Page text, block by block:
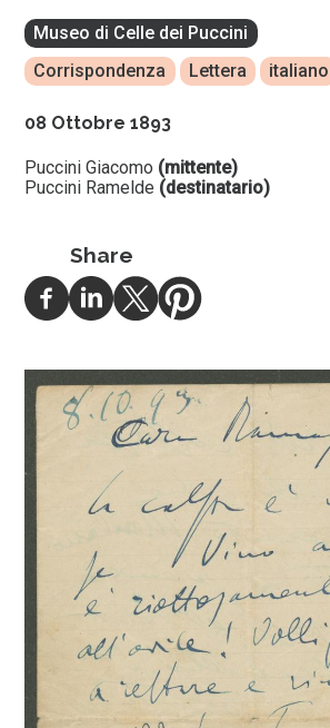
Museo di Celle dei Puccini
Corrispondenza
Lettera italiano
08 Ottobre 1893
Puccini Giacomo (mittente)
Puccini Ramelde (destinatario)
Share